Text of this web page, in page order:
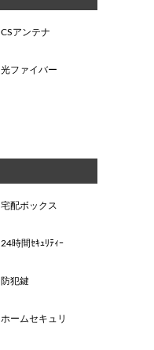
CSアンテナ
光ファイバー
宅配ボックス
24時間ｾｷｭﾘﾃｨｰ
防犯鍵
ホームセキュリ